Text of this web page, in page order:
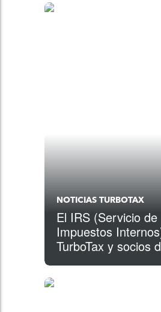
NOTICIAS TURBOTAX
El IRS (Servicio de
Impuestos
TurboTax y socios